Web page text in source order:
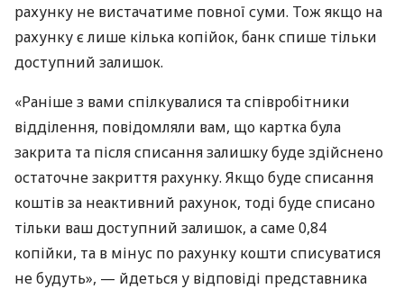
рахунку не вистачатиме повної суми. Тож якщо на
рахунку є лише кілька копійок, банк спише тільки
доступний залишок.
«Раніше з вами спілкувалися та співробітники
відділення, повідомляли вам, що картка була
закрита та після списання залишку буде здійснено
остаточне закриття рахунку. Якщо буде списання
коштів за неактивний рахунок, тоді буде списано
тільки ваш доступний залишок, а саме 0,84
копійки, та в мінус по рахунку кошти списуватися
не будуть», — йдеться у відповіді представника